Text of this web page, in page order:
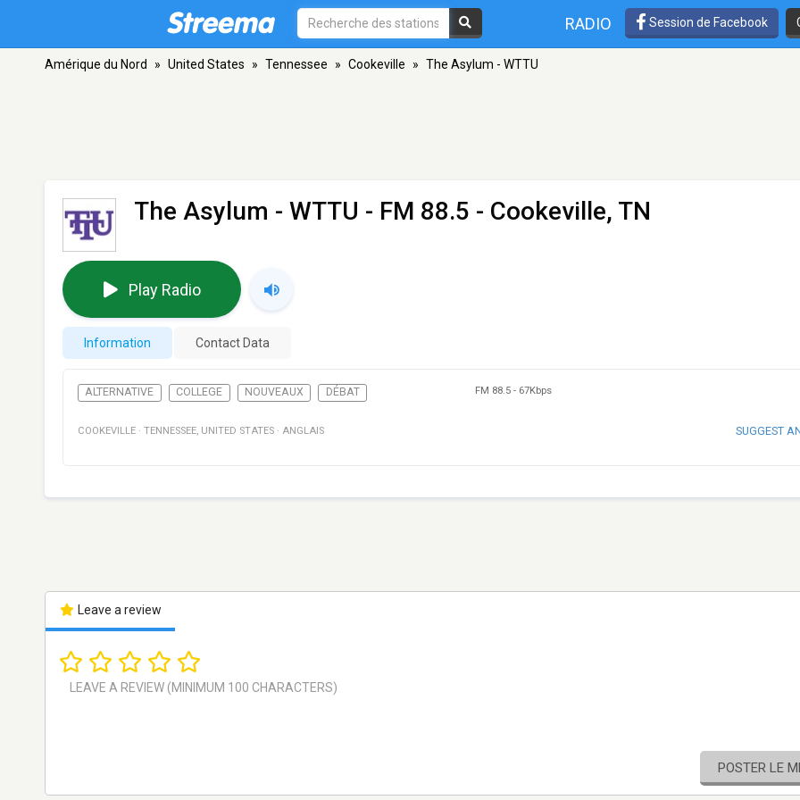
RADIO Session de Facebook
Amérique du Nord » United States » Tennessee » Cookeville » The Asylum - WTTU
The Asylum - WTTU - FM 88.5 - Cookeville, TN
Play Radio
Information Contact Data
ALTERNATIVE COLLEGE NOUVEAUX DÉBAT FM 88.5 - 67Kbps
COOKEVILLE · TENNESSEE, UNITED STATES · ANGLAIS SUGGEST
Leave a review
POSTER LE